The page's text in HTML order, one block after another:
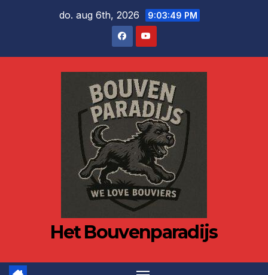
do. aug 6th, 2026 9:03:49 PM
Het Bouvenparadijs